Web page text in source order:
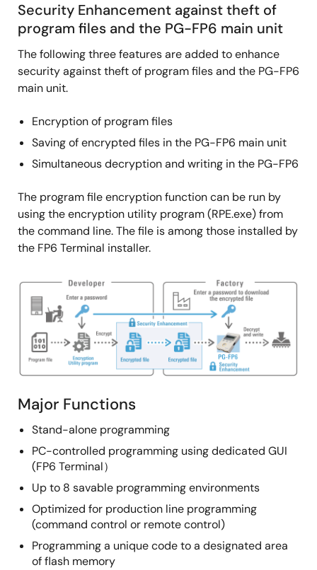
Security Enhancement against theft of
program files and the PG-FP6 main unit
The following three features are added to enhance
security against theft of program files and the PG-FP6
main unit.
Encryption of program files
Saving of encrypted files in the PG-FP6 main unit
Simultaneous decryption and writing in the PG-FP6
The program file encryption function can be run by
using the encryption utility program (RPE.exe) from
the command line. The file is among those installed by
the FP6 Terminal installer.
图
Major Functions
Stand-alone programming
PC-controlled programming using dedicated GUI
(FP6 Terminal）
Up to 8 savable programming environments
Optimized for production line programming
(command control or remote control)
Programming a unique code to a designated area
of flash memory